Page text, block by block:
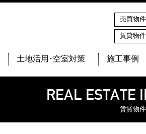
売買物
賃貸物
土地活用･空室対策 施工事例
REAL ESTATE
賃貸物